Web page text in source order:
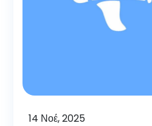
14 Νοέ, 2025